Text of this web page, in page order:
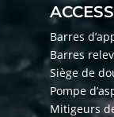
Barres
Barres
Siège de
Pompe
Mitigeurs